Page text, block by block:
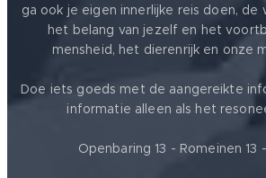
ga ook je eigen innerlijke reis doen, de
het belang van jezelf en het
mensheid, het dierenrijk en onze
Doe iets goeds met de aangereikte
informatie alleen als het
Openbaring 13 - Romeinen 13